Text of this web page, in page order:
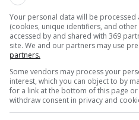
më i mirë mbrojtës në
skuadër tjetër që nuk
gol.
sezoni, “Topçinjtë”
Your personal data will be
(cookies, unique identifiers, and
accessed by and shared with 369
site. We and our partners may use
partners.
Some vendors may process your
interest, which you can object to by
for a link at the bottom of this page
withdraw consent in privacy and